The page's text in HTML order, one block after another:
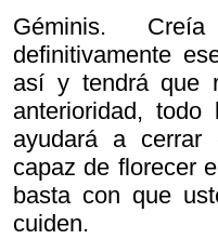
Géminis.
definitivamente
así y tendrá que
anterioridad,
ayudará a
capaz de florecer
basta con que
cuiden.